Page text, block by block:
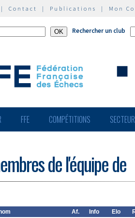
| Contact | Publications | Mon
Rechercher un club
FFE COMPÉTITIONS
de l'équipe de
Af. Info Elo